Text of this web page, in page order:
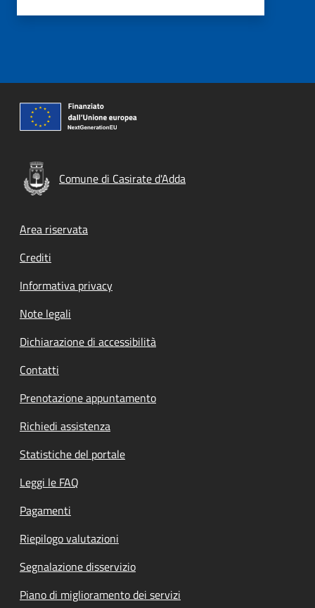
Comune di Casirate d'Adda
Footer menu
Area riservata
Crediti
Informativa privacy
Note legali
Dichiarazione di accessibilità
Contatti
Prenotazione appuntamento
Richiedi assistenza
Statistiche del portale
Leggi le FAQ
Pagamenti
Riepilogo valutazioni
Segnalazione disservizio
Piano di miglioramento dei servizi